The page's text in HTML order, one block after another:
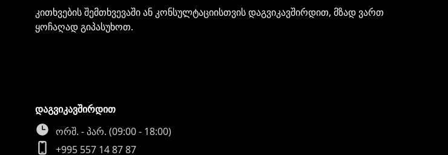
კითხვების შემთხვევაში ან კონსულტაციისთვის დაგვიკავშირდით, მზად ვართ
ყოჩაღად გიპასუხოთ.
დაგვიკავშირდით
ორშ. - პარ. (09:00 - 18:00)
+995 557 14 87 87